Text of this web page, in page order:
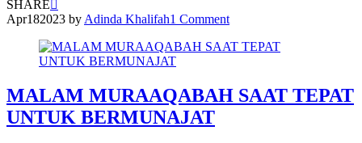
SHARE
Apr182023 by Adinda Khalifah1 Comment
MALAM MURAAQABAH SAAT TEPAT
UNTUK BERMUNAJAT